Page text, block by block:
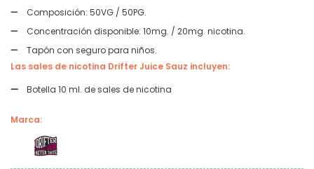
Composición: 50VG / 50PG.
Concentración disponible: 10mg. / 20mg. nicotina.
Tapón con seguro para niños.
Las sales de nicotina Drifter Juice Sauz incluyen:
Botella 10 ml. de sales de nicotina
Marca: